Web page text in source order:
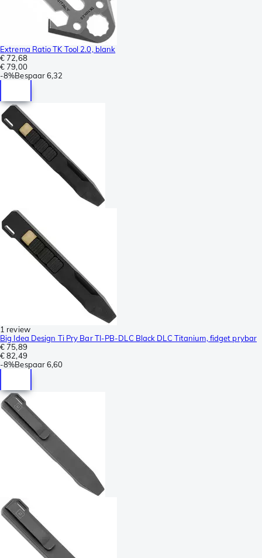
Extrema Ratio TK Tool 2.0, blank
€ 72,68
€ 79,00
-8%Bespaar6,32
1 review
Big Idea Design Ti Pry Bar TI-PB-DLC Black DLC Titanium, fidget prybar
€ 75,89
€ 82,49
-8%Bespaar6,60